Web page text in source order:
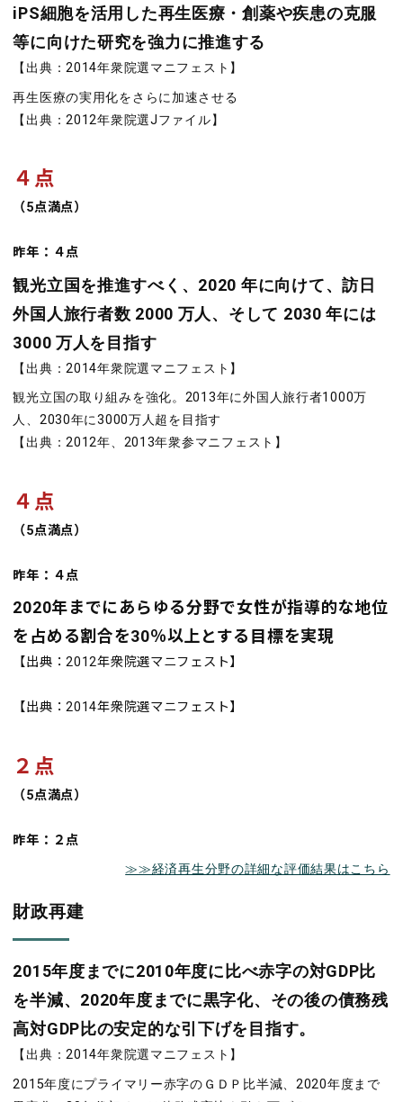
iPS細胞を活用した再生医療・創薬や疾患の克服
等に向けた研究を強力に推進する
【出典：2014年衆院選マニフェスト】
再生医療の実用化をさらに加速させる
【出典：2012年衆院選Jファイル】
４点
（5点満点）
昨年：４点
観光立国を推進すべく、2020 年に向けて、訪日
外国人旅行者数 2000 万人、そして 2030 年には
3000 万人を目指す
【出典：2014年衆院選マニフェスト】
観光立国の取り組みを強化。2013年に外国人旅行者1000万
人、2030年に3000万人超を目指す
【出典：2012年、2013年衆参マニフェスト】
４点
（5点満点）
昨年：４点
2020年までにあらゆる分野で女性が指導的な地位
を占める割合を30％以上とする目標を実現
【出典：2012年衆院選マニフェスト】
【出典：2014年衆院選マニフェスト】
２点
（5点満点）
昨年：２点
≫≫経済再生分野の詳細な評価結果はこちら
財政再建
2015年度までに2010年度に比べ赤字の対GDP比
を半減、2020年度までに黒字化、その後の債務残
高対GDP比の安定的な引下げを目指す。
【出典：2014年衆院選マニフェスト】
2015年度にプライマリー赤字のＧＤＰ比半減、2020年度まで